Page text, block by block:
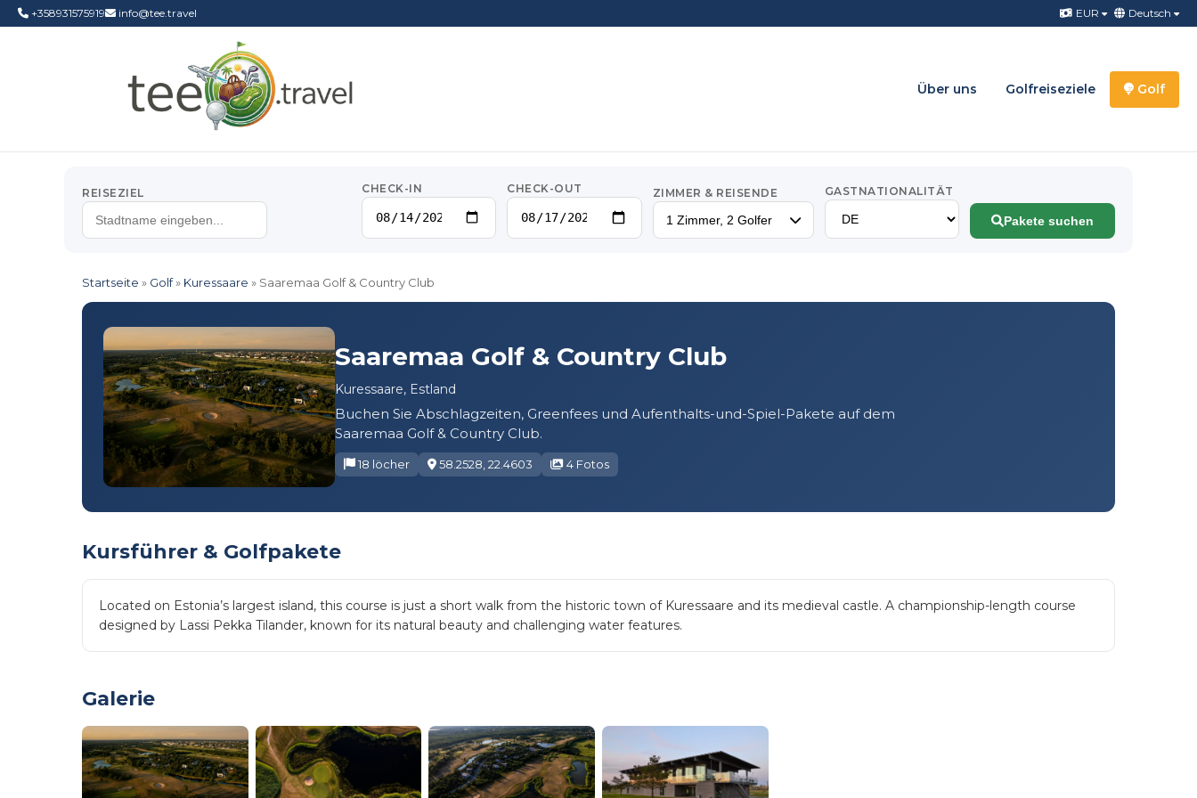
+358931575919 info@tee.travel EUR Deutsch
Über uns Golfreiseziele Golf
REISEZIEL CHECK-IN CHECK-OUT ZIMMER & REISENDE
1 Zimmer, 2 Golfer
GASTNATIONALITÄT
Pakete suchen
Startseite » Golf» Kuressaare » Saaremaa Golf & Country Club
Saaremaa Golf & Country Club
Kuressaare, Estland
Buchen Sie Abschlagzeiten, Greenfees und Aufenthalts-und-Spiel-Pakete auf dem
Saaremaa Golf & Country Club.
18 löcher 58.2528, 22.4603 4 Fotos
Kursführer & Golfpakete
Located on Estonia’s largest island, this course is just a short walk from the historic town of Kuressaare and its medieval castle. A championship-length course
designed by Lassi Pekka Tilander, known for its natural beauty and challenging water features.
Galerie